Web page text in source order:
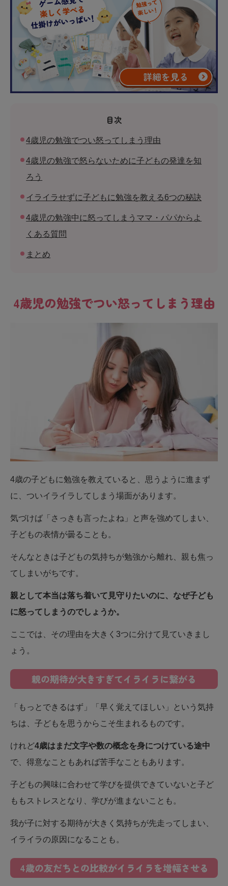
目次
4歳児の勉強でつい怒ってしまう理由
4歳児の勉強で怒らないために子どもの発達を知
ろう
イライラせずに子どもに勉強を教える6つの秘訣
4歳児の勉強中に怒ってしまうママ・パパからよ
くある質問
まとめ
4歳児の勉強でつい怒ってしまう理由
4歳の子どもに勉強を教えていると、思うように進まず
に、ついイライラしてしまう場面があります。
気づけば「さっきも言ったよね」と声を強めてしまい、
子どもの表情が曇ることも。
そんなときは子どもの気持ちが勉強から離れ、親も焦っ
てしまいがちです。
親として本当は落ち着いて見守りたいのに、なぜ子ども
に怒ってしまうのでしょうか。
ここでは、その理由を大きく3つに分けて見ていきまし
ょう。
親の期待が大きすぎてイライラに繋がる
「もっとできるはず」「早く覚えてほしい」という気持
ちは、子どもを思うからこそ生まれるものです。
けれど4歳はまだ文字や数の概念を身につけている途中
で、得意なこともあれば苦手なこともあります。
子どもの興味に合わせて学びを提供できていないと子ど
ももストレスとなり、学びが進まないことも。
我が子に対する期待が大きく気持ちが先走ってしまい、
イライラの原因になることも。
4歳の友だちとの比較がイライラを増幅させる